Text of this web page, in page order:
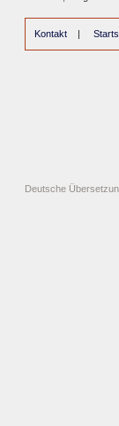
Kontakt |
Deutsche